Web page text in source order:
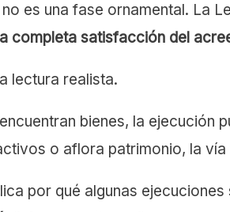
es una fase ornamental. La
completa satisfacción del
lectura realista.
bienes, la ejecución
o aflora patrimonio, la
por qué algunas